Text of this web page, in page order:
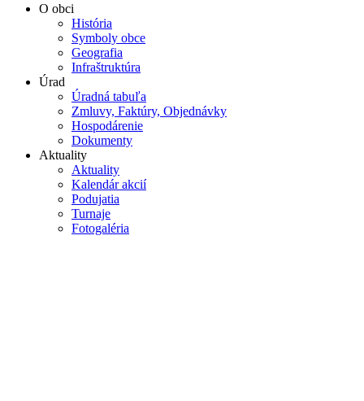
O obci
História
Symboly obce
Geografia
Infraštruktúra
Úrad
Úradná tabuľa
Zmluvy, Faktúry, Objednávky
Hospodárenie
Dokumenty
Aktuality
Aktuality
Kalendár akcií
Podujatia
Turnaje
Fotogaléria